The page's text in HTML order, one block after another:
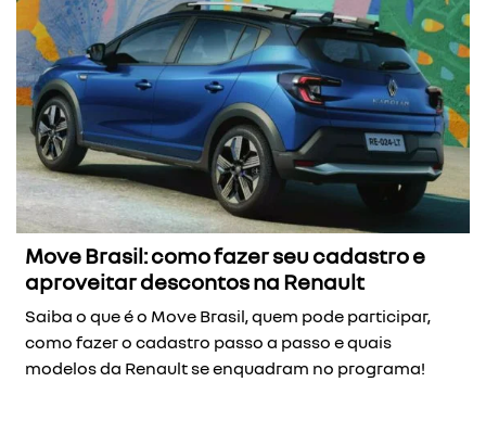
Move Brasil: como fazer seu cadastro e
aproveitar descontos na Renault
Saiba o que é o Move Brasil, quem pode participar,
como fazer o cadastro passo a passo e quais
modelos da Renault se enquadram no programa!